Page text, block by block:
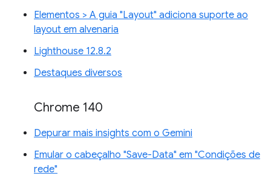
Elementos > A guia "Layout" adiciona suporte ao
layout em alvenaria
Lighthouse 12.8.2
Destaques diversos
Chrome 140
Depurar mais insights com o Gemini
Emular o cabeçalho "Save-Data" em "Condições de
rede"